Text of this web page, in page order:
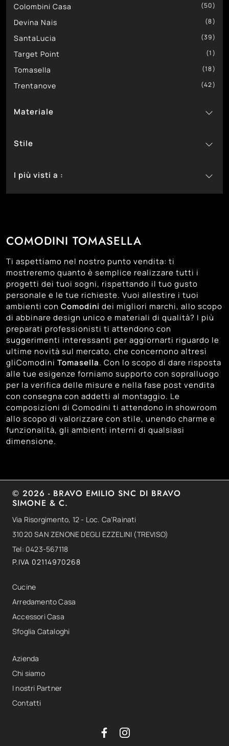
Colombini Casa 50
Devina Nais 8
SantaLucia 39
Target Point 1
Tomasella 18
Trentanove 42
Materiale
In Legno 12
In Metallo 1
In Vetro
Stile
Design 18
Moderni
I più visti a :
Bassano Del Grappa
Montebelluna
Trento
Treviso
Venezia
Vicenza 70
COMODINI TOMASELLA
Ti aspettiamo nel nostro punto vendita: ti
mostreremo quanto è semplice realizzare tutti i
progetti dei tuoi sogni, rispettando il tuo gusto
personale e le tue richieste. Vuoi allestire i tuoi
ambienti con Comodini dei migliori marchi, allo scopo
di abbinare design unico e materiali di qualità? I più
preparati professionisti ti attendono con
suggerimenti interessanti per aggiornarti riguardo le
ultime novità sul mercato, che concernono altresì
gliComodini Tomasella. Con lo scopo di dare risposta
alle tue esigenze forniamo supporto con sopralluogo
per la verifica delle misure e nella fase post vendita
con consegna con addetti al montaggio. Le
composizioni di Comodini ti attendono in showroom
allo scopo di valorizzare con stile, unendo charme e
funzionalità, gli ambienti interni di qualsiasi
dimensione.
© 2026 - BRAVO EMILIO SNC DI BRAVO
SIMONE & C.
Via Risorgimento, 12 - Loc. Ca'Rainati
31020 SAN ZENONE DEGLI EZZELINI (TREVISO)
Tel: 0423-567118
P.IVA 02114970268
Cucine
Arredamento Casa
Accessori Casa
Sfoglia Cataloghi
Azienda
Chi siamo
I nostri Partner
Contatti